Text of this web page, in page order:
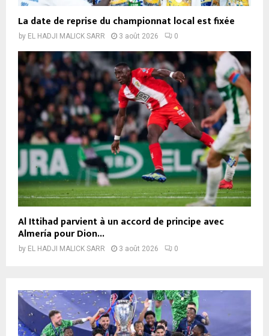
La date de reprise du championnat local est fixée
by EL HADJI MALICK SARR 3 août 2026 0
Al Ittihad parvient à un accord de principe avec
Almería pour Dion...
by EL HADJI MALICK SARR 3 août 2026 0